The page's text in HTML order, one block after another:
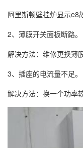
阿里斯顿壁挂炉显示e8
2、薄膜开关面板断路。
解决方法：维修更换薄
3、插座的电流量不足。
解决方法：换一个功率